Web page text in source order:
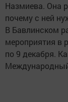
Назмиева. Она
почему с ней
В Бавлинском
мероприятия в
по 9 декабря.